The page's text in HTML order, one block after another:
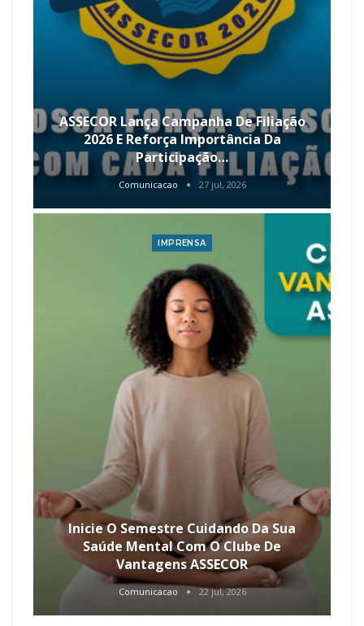
ASSECOR Lança Campanha De Filiação
2026 E Reforça Importância Da
Participação…
Comunicacao 27 jul, 2026
IMPRENSA
Inicie O Semestre Cuidando Da Sua
Saúde Mental Com O Clube De
Vantagens ASSECOR
Comunicacao 22 jul, 2026